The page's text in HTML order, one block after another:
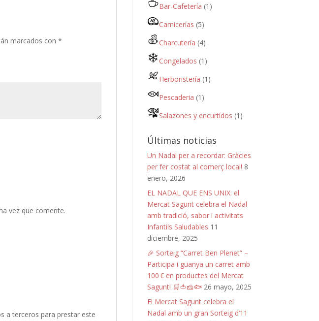
marcados con*
vez que comente.
a terceros para prestar este
Bar-Cafetería (1)
Carnicerías (5)
Charcutería (4)
Congelados (1)
Herboristería (1)
Pescaderia (1)
Salazones y encurtidos (1)
Últimas noticias
Un Nadal per a recordar: Gràcies
per fer costat al comerç local! 8
enero, 2026
EL NADAL QUE ENS UNIX: el
Mercat Sagunt celebra el Nadal
amb tradició, sabor i activitats
Infantils Saludables 11
diciembre, 2025
🎉 Sorteig “Carret Ben Plenet” –
Participa i guanya un carret amb
100 € en productes del Mercat
Sagunt! 🛒🍅🧀🐟 26 mayo, 2025
El Mercat Sagunt celebra el
Nadal amb un gran Sorteig d’11